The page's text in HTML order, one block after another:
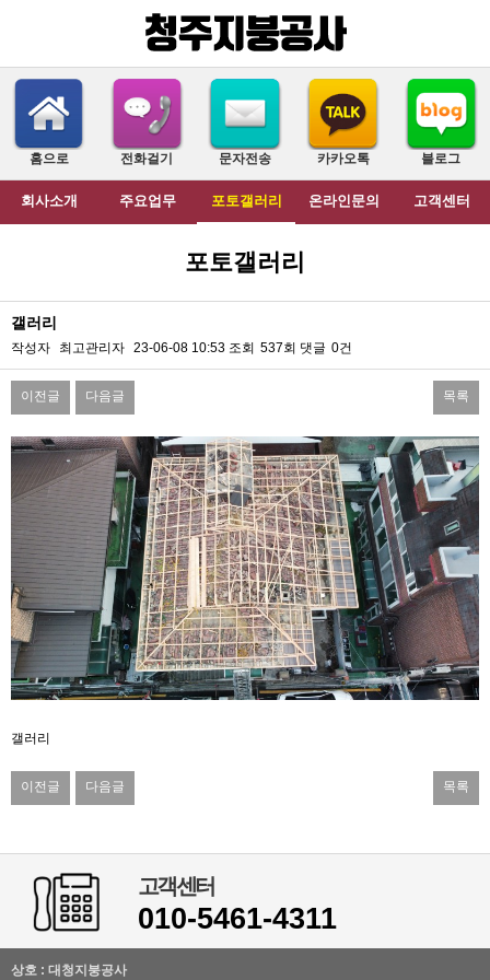
홈으로 전화걸기 문자전송 카카오톡 블로그
회사소개 주요업무 포토갤러리 온라인문의 고객센터
포토갤러리
갤러리
작성자 최고관리자 23-06-08 10:53 조회 537회 댓글 0건
이전글 다음글 목록
본문
갤러리
이전글 다음글 목록
고객센터
010-5461-4311
상호 : 대청지붕공사